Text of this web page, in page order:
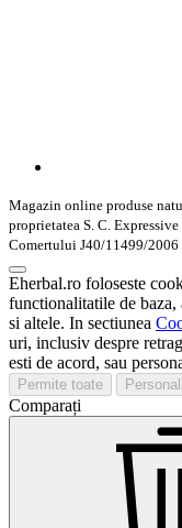
Magazin online produse
proprietatea S. C.
Comertului J40/11499/
Eherbal.ro foloseste
functionalitatile de baza,
si altele. In sectiunea
uri, inclusiv despre
esti de acord, sau
Permite toate
Comparați